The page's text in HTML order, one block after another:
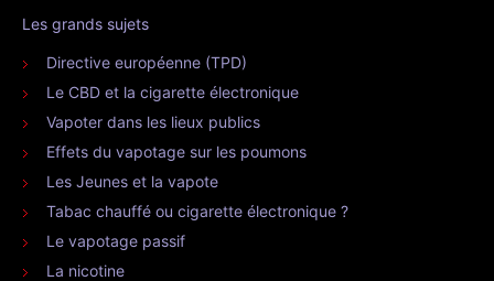
Les grands sujets
Directive européenne (TPD)
Le CBD et la cigarette électronique
Vapoter dans les lieux publics
Effets du vapotage sur les poumons
Les Jeunes et la vapote
Tabac chauffé ou cigarette électronique ?
Le vapotage passif
La nicotine